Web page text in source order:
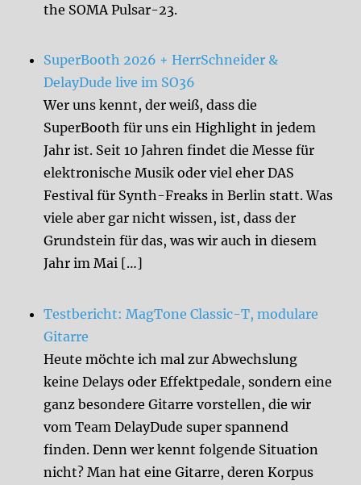
the SOMA Pulsar-23.
SuperBooth 2026 + HerrSchneider &
DelayDude live im SO36
Wer uns kennt, der weiß, dass die
SuperBooth für uns ein Highlight in jedem
Jahr ist. Seit 10 Jahren findet die Messe für
elektronische Musik oder viel eher DAS
Festival für Synth-Freaks in Berlin statt. Was
viele aber gar nicht wissen, ist, dass der
Grundstein für das, was wir auch in diesem
Jahr im Mai […]
Testbericht: MagTone Classic-T, modulare
Gitarre
Heute möchte ich mal zur Abwechslung
keine Delays oder Effektpedale, sondern eine
ganz besondere Gitarre vorstellen, die wir
vom Team DelayDude super spannend
finden. Denn wer kennt folgende Situation
nicht? Man hat eine Gitarre, deren Korpus